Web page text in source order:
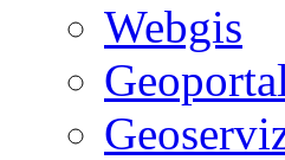
Webgis